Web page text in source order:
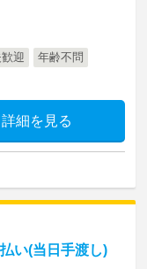
迎
年齢不問
詳細を見る
い(当日手渡し)